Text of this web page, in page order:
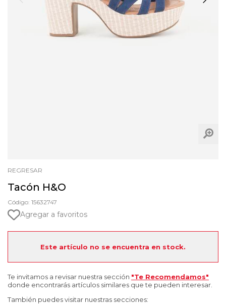
REGRESAR
Tacón H&O
Código: 15632747
Agregar a favoritos
Este artículo no se encuentra en stock.
Te invitamos a revisar nuestra sección "Te Recomendamos"
donde encontrarás artículos similares que te pueden interesar.
También puedes visitar nuestras secciones: